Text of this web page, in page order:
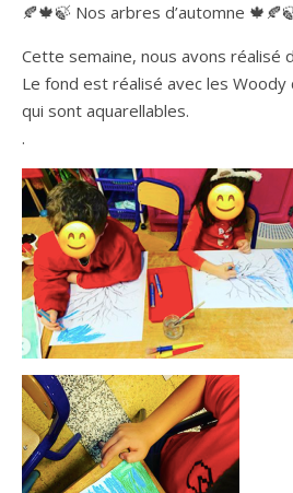
🍂🍁🍃 Nos arbres d’automne
Cette semaine, nous avons réalisé
Le fond est réalisé avec les Woody
qui sont aquarellables.
.